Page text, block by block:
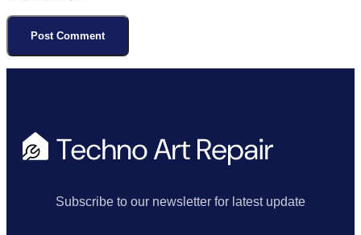
Subscribe to our newsletter for latest update